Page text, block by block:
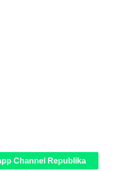
Channel Republika